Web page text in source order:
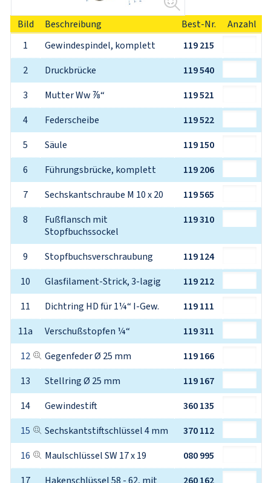
Bild Beschreibung Best-Nr.
Anzahl
1
Gewindespindel, komplett
119 215
2
Druckbrücke
119 540
3
Mutter Ww ⅞“
119 521
4
Federscheibe
119 522
5
Säule
119 150
6
Führungsbrücke, komplett
119 206
7
Sechskantschraube M 10 x 20
119 565
8
Fußflansch mit
Stopfbuchssockel
119 310
9 Stopfbuchsverschraubung
119 124
10
Glasfilament-Strick, 3-lagig
119 212
11
Dichtring HD für 1¼“ I-Gew.
119 111
11a
Verschußstopfen ¼“
119 311
12
Gegenfeder Ø 25 mm
119 166
13
Stellring Ø 25 mm
119 167
14
Gewindestift
360 135
15
Sechskantstiftschlüssel 4 mm
370 112
16
Maulschlüssel SW 17 x 19
080 995